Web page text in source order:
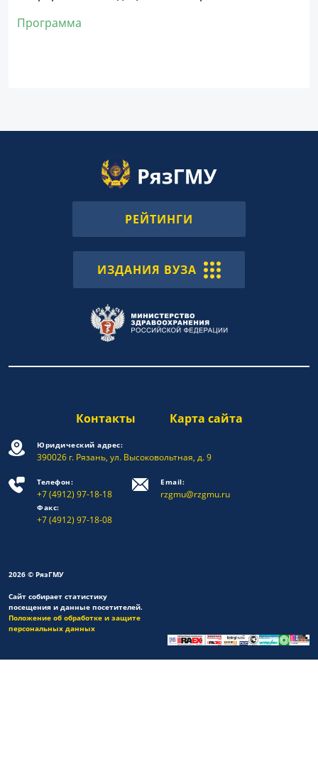
Программа
РЕЙТИНГИ
ИЗДАНИЯ ВУЗА
Контакты Карта сайта
Юридический адрес:
390026 г. Рязань, ул. Высоковольтная, д. 9
Телефон:
+7 (4912) 97-18-18
Факс:
+7 (4912) 97-18-08
Email:
rzgmu@rzgmu.ru
2026 © РязГМУ
Сайт собирает статистику
посещения и данные посетителей.
Положение об обработке и защите
персональных данных